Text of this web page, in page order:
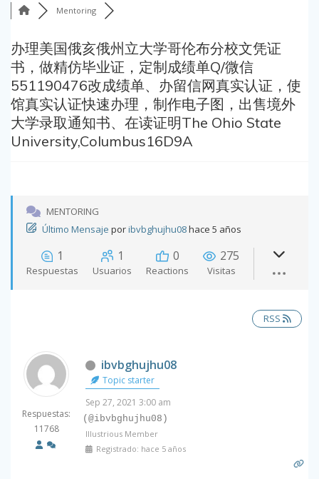
Mentoring
办理美国俄亥俄州立大学哥伦布分校文凭证
书，做精仿毕业证，定制成绩单Q/微信
551190476改成绩单、办留信网真实认证，使
馆真实认证快速办理，制作电子图，出售境外
大学录取通知书、在读证明The Ohio State
University,Columbus16D9A
MENTORING
Último Mensaje poribvbghujhu08hace 5 años
1
Respuestas
1
Usuarios
0
Reactions
275
Visitas
RSS
Respuestas:
11768
ibvbghujhu08
Topic starter
Sep 27, 2021 3:00 am
(@ibvbghujhu08)
Illustrious Member
Registrado: hace 5 años